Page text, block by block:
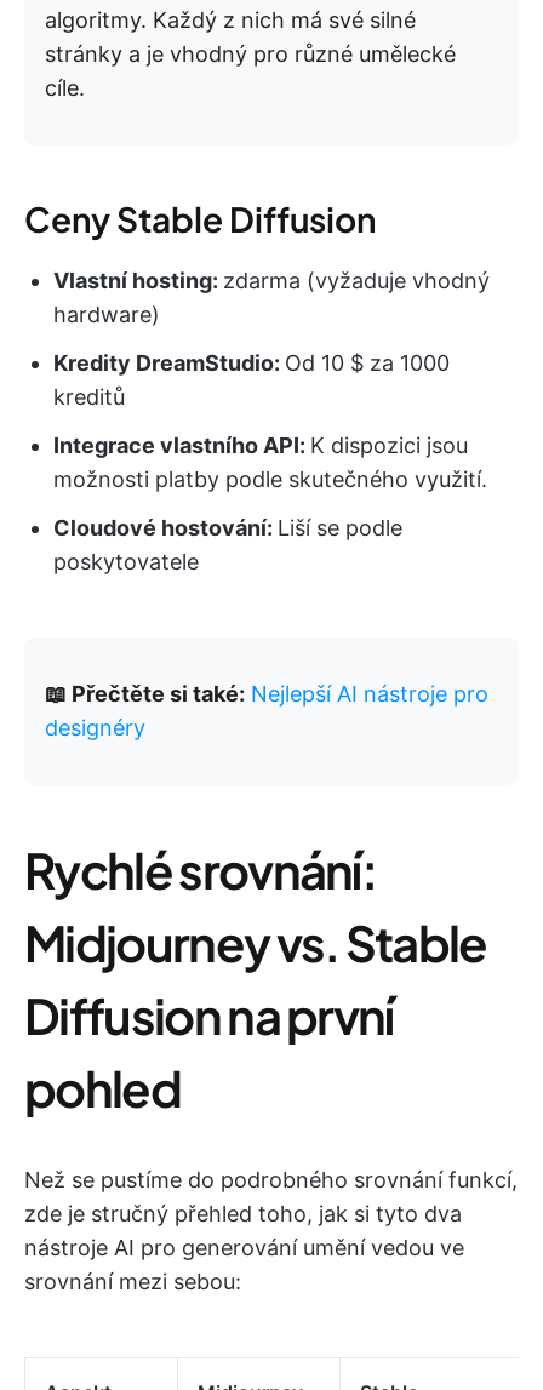
algoritmy. Každý z nich má své silné
stránky a je vhodný pro různé umělecké
cíle.
Ceny Stable Diffusion
Vlastní hosting: zdarma (vyžaduje vhodný
hardware)
Kredity DreamStudio: Od 10 $ za 1000
kreditů
Integrace vlastního API: K dispozici jsou
možnosti platby podle skutečného využití.
Cloudové hostování: Liší se podle
poskytovatele
📖 Přečtěte si také: Nejlepší AI nástroje pro
designéry
Rychlé srovnání:
Midjourney vs. Stable
Diffusion na první
pohled
Než se pustíme do podrobného srovnání funkcí,
zde je stručný přehled toho, jak si tyto dva
nástroje AI pro generování umění vedou ve
srovnání mezi sebou: